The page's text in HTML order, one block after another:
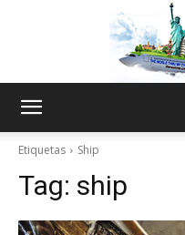
Etiquetas Ship
Tag: ship